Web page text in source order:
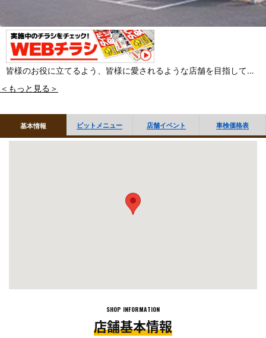
皆様のお役に立てるよう、皆様に愛されるような店舗を目指してお
ります。車の事なら何でも当店にご相談下さい！
＜もっと見る＞
基本情報 ピットメニュー 店舗イベント 車検価格表
SHOP INFORMATION
店舗基本情報